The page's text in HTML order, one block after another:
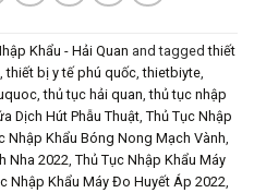
Khẩu - Hải Quan and taggedthiết
,thiết bị y tế phú quốc,thietbiyte,
,thủ tục hải quan ,thủ tục nhập
Dịch Hút Phẫu Thuật, Thủ Tục Nhập
Nhập Khẩu Bóng Nong Mạch Vành
Nha 2022 Thủ Tục Nhập Khẩu Máy
Nhập Khẩu Máy Đo Huyết Áp 2022